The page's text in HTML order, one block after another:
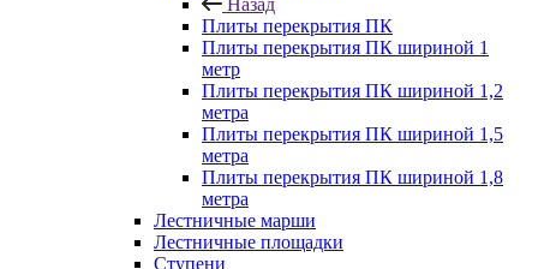
Назад
Плиты перекрытия ПК
Плиты перекрытия ПК шириной 1
метр
Плиты перекрытия ПК шириной 1,2
метра
Плиты перекрытия ПК шириной 1,5
метра
Плиты перекрытия ПК шириной 1,8
метра
Лестничные марши
Лестничные площадки
Ступени